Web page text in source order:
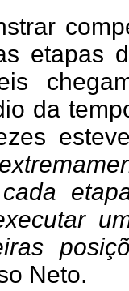
etapas
da
Neto.